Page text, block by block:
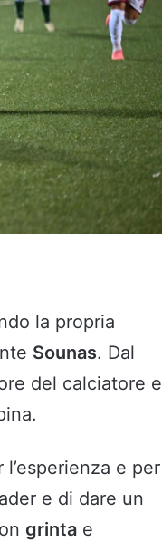
la propria
Sounas. Dal
del calciatore e
e per
e di dare un
grinta e